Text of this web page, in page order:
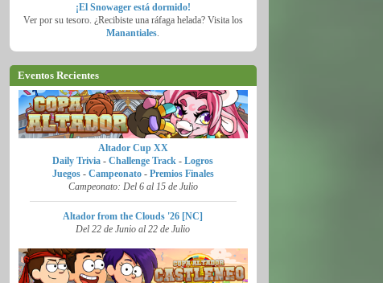
¡El Snowager está dormido!
Ver por su tesoro. ¿Recibiste una ráfaga helada? Visita los
Manantiales.
Eventos Recientes
Altador Cup XX
Daily Trivia -Challenge Track -Logros
Juegos- Campeonato- Premios Finales
Campeonato: Del 6 al 15 de Julio
Altador from the Clouds '26 [NC]
Del 22 de Junio al 22 de Julio